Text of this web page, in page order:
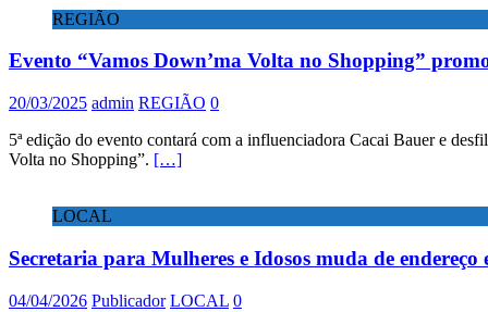
REGIÃO
Evento “Vamos Down’ma Volta no Shopping”
20/03/2025 admin REGIÃO 0
5ª edição do evento contará com a influenciadora Cacai Bauer e
Volta no Shopping”. […]
LOCAL
Secretaria para Mulheres e Idosos muda de endereço
04/04/2026 Publicador LOCAL 0